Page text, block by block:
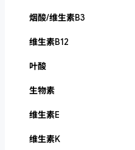
烟酸/维生素B3
维生素B12
叶酸
生物素
维生素E
维生素K